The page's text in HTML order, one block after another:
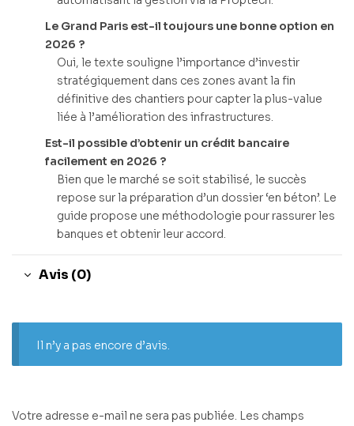
Le Grand Paris est-il toujours une bonne option en
2026 ?
Oui, le texte souligne l’importance d’investir
stratégiquement dans ces zones avant la fin
définitive des chantiers pour capter la plus-value
liée à l’amélioration des infrastructures.
Est-il possible d’obtenir un crédit bancaire
facilement en 2026 ?
Bien que le marché se soit stabilisé, le succès
repose sur la préparation d’un dossier ‘en béton’. Le
guide propose une méthodologie pour rassurer les
banques et obtenir leur accord.
Avis (0)
Il n’y a pas encore d’avis.
Votre adresse e-mail ne sera pas publiée. Les champs